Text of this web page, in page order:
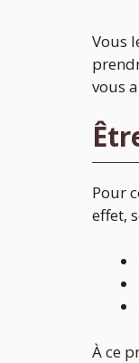
Vous
vous
Pour
effet,
À ce